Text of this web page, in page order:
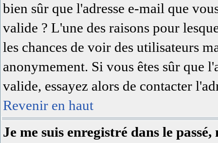
bien sûr que l'adresse e-mail que
valide ? L'une des raisons pour
les chances de voir des utilisateurs
anonymement. Si vous êtes sûr que
valide, essayez alors de contacter
Revenir en haut
Je me suis enregistré dans le